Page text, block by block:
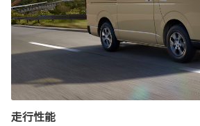
走行性能